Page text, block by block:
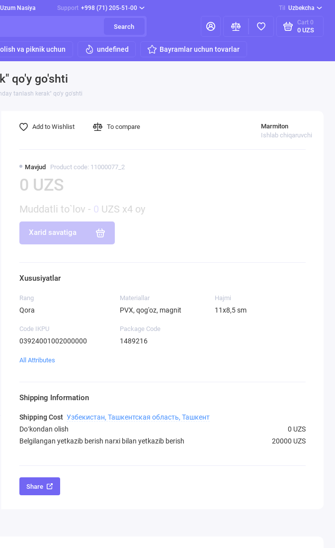
Uzum Nasiya Support +998 (71) 205-51-00 Til Uzbekcha
Search
Cart 0
0 UZS
va piknik uchun undefined Bayramlar uchun tovarlar
qo'y go'shti
tanlash kerak" qo'y go'shti
Mavjud Product code: 11000077_2
Marmiton
Ishlab chiqaruvchi
0 UZS
Muddatli to`lov - 0 UZS x4 oy
Xarid savatiga
Add to Wishlist To compare
Xususiyatlar
Rang
Qora
Materiallar
PVX, qog'oz, magnit
Hajmi
11х8,5 sm
Code IKPU
03924001002000000
Package Code
1489216
All Attributes
Shipping Information
Shipping Cost Узбекистан, Ташкентская область, Ташкент
Doʻkondan olish
0 UZS
Belgilangan yetkazib berish narxi bilan yetkazib berish
20000 UZS
Share